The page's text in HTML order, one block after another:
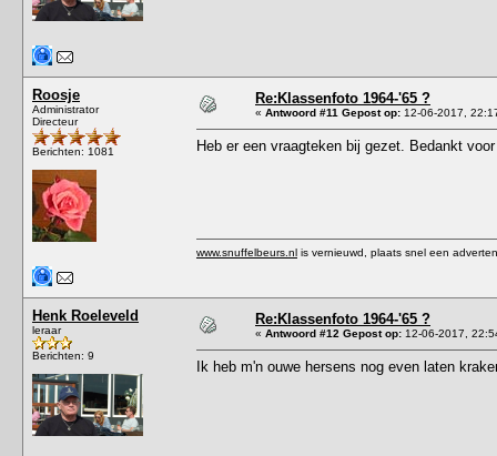
Roosje
Administrator
Directeur
Berichten: 1081
Re:Klassenfoto 1964-'65 ?
« Antwoord #11 Gepost op: 12-06-2017,
Heb er een vraagteken bij gezet. Bedankt
www.snuffelbeurs.nl is vernieuwd, plaats snel een
Henk Roeleveld
leraar
Berichten: 9
Re:Klassenfoto 1964-'65 ?
« Antwoord #12 Gepost op: 12-06-2017,
Ik heb m'n ouwe hersens nog even laten